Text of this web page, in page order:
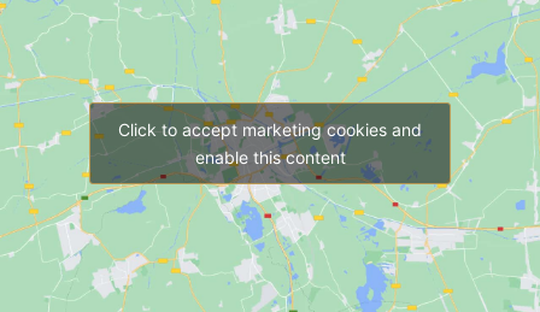
Click to accept marketing cookies and
enable this content